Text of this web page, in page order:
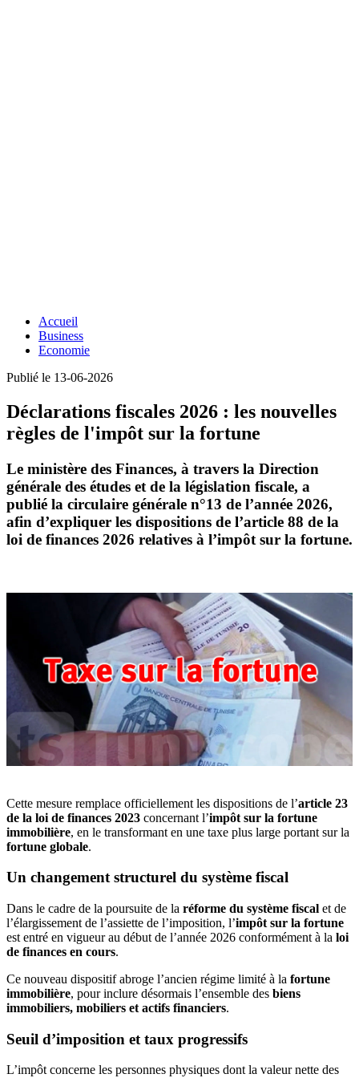
Accueil
Business
Economie
Publié le 13-06-2026
Déclarations fiscales 2026 : les nouvelles
règles de l'impôt sur la fortune
Le ministère des Finances, à travers la Direction
générale des études et de la législation fiscale, a
publié la circulaire générale n°13 de l’année 2026,
afin d’expliquer les dispositions de l’article 88 de la
loi de finances 2026 relatives à l’impôt sur la fortune.
Cette mesure remplace officiellement les dispositions de l’article 23
de la loi de finances 2023 concernant l’impôt sur la fortune
immobilière, en le transformant en une taxe plus large portant sur la
fortune globale.
Un changement structurel du système fiscal
Dans le cadre de la poursuite de la réforme du système fiscal et de
l’élargissement de l’assiette de l’imposition, l’impôt sur la fortune
est entré en vigueur au début de l’année 2026 conformément à la loi
de finances en cours.
Ce nouveau dispositif abroge l’ancien régime limité à la fortune
immobilière, pour inclure désormais l’ensemble des biens
immobiliers, mobiliers et actifs financiers.
Seuil d’imposition et taux progressifs
L’impôt concerne les personnes physiques dont la valeur nette des